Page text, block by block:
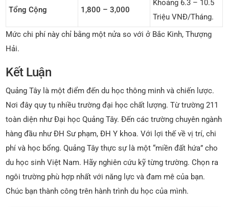
Tổng Cộng 1,800 – 3,000
Khoảng 6.3 – 10.5
Triệu VNĐ/tháng.
Mức chi phí này chỉ bằng một nửa so với ở Bắc Kinh, Thượng
Hải.
Kết Luận
Quảng Tây là một điểm đến du học thông minh và chiến lược.
Nơi đây quy tụ nhiều trường đại học chất lượng. Từ trường 211
toàn diện như Đại học Quảng Tây. Đến các trường chuyên ngành
hàng đầu như ĐH Sư phạm, ĐH Y khoa. Với lợi thế về vị trí, chi
phí và học bổng. Quảng Tây thực sự là một “miền đất hứa” cho
du học sinh Việt Nam. Hãy nghiên cứu kỹ từng trường. Chọn ra
ngôi trường phù hợp nhất với năng lực và đam mê của bạn.
Chúc bạn thành công trên hành trình du học của mình.